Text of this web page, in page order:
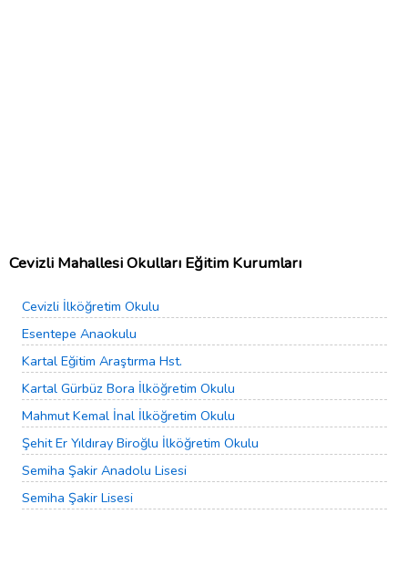
Cevizli Mahallesi Okulları Eğitim Kurumları
Cevizli İlköğretim Okulu
Esentepe Anaokulu
Kartal Eğitim Araştırma Hst.
Kartal Gürbüz Bora İlköğretim Okulu
Mahmut Kemal İnal İlköğretim Okulu
Şehit Er Yıldıray Biroğlu İlköğretim Okulu
Semiha Şakir Anadolu Lisesi
Semiha Şakir Lisesi